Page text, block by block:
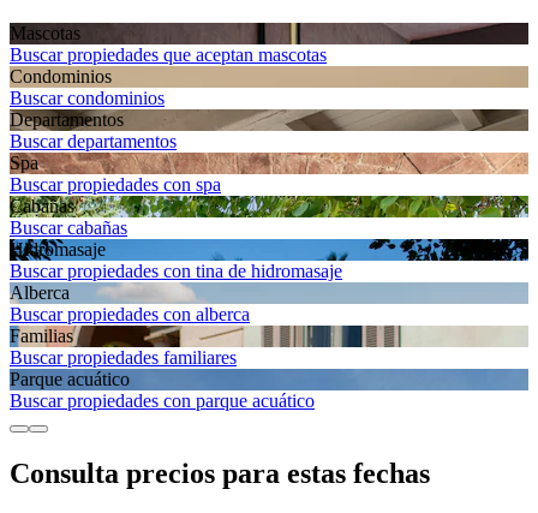
Mascotas
Buscar propiedades que aceptan mascotas
Condominios
Buscar condominios
Departa­mentos
Buscar departamentos
Spa
Buscar propiedades con spa
Cabañas
Buscar cabañas
Hidromasaje
Buscar propiedades con tina de hidromasaje
Alberca
Buscar propiedades con alberca
Familias
Buscar propiedades familiares
Parque acuático
Buscar propiedades con parque acuático
Consulta precios para estas fechas